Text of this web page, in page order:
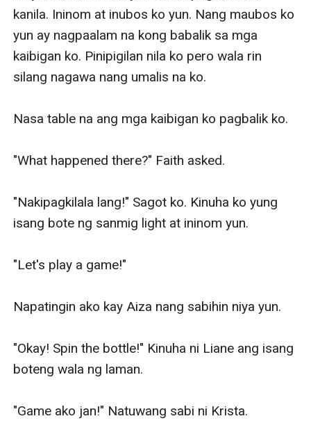
kanila. Ininom at inubos ko yun. Nang maubos ko
yun ay nagpaalam na kong babalik sa mga
kaibigan ko. Pinipigilan nila ko pero wala rin
silang nagawa nang umalis na ko.
Nasa table na ang mga kaibigan ko pagbalik ko.
"What happened there?" Faith asked.
"Nakipagkilala lang!" Sagot ko. Kinuha ko yung
isang bote ng sanmig light at ininom yun.
"Let's play a game!"
Napatingin ako kay Aiza nang sabihin niya yun.
"Okay! Spin the bottle!" Kinuha ni Liane ang isang
boteng wala ng laman.
"Game ako jan!" Natuwang sabi ni Krista.